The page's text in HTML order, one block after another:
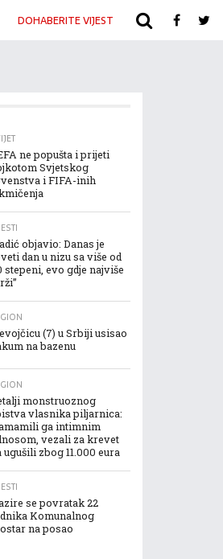
DOHABERITE VIJEST ARHIVA
ne popušta i prijeti
Svjetskog
i FIFA-inih
objavio: Danas je
dan u nizu sa više od
stepeni, evo gdje najviše
(7) u Srbiji usisao
na bazenu
monstruoznog
vlasnika piljarnica:
ga intimnim
vezali za krevet
ugušili zbog 11.000 eura
se povratak 22
Komunalnog
na posao